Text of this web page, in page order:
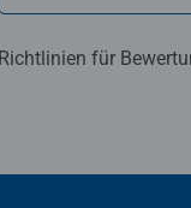
Richtlinien für